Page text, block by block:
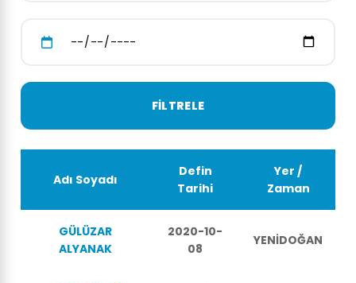
Adı Soyadı
Defin
Tarihi
Yer /
Zaman
GÜLÜZAR
ALYANAK
2020-10-
08
YENİDOĞAN